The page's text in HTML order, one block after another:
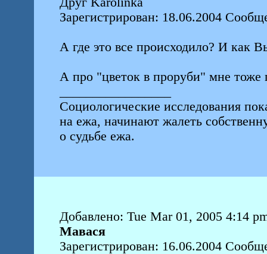
Зарегистрирован: 18.06.2004
А где это все происходило? И как
А про "цветок в проруби" мне тоже
Социологические исследования
на ежа, начинают жалеть
о судьбе ежа.
Добавлено: Tue Mar 01, 2005 4:14
Мавася
Зарегистрирован: 16.06.2004